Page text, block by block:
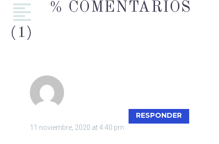
% COMENTARIOS
(1)
11 noviembre, 2020 at 4:40 pm
RESPONDER